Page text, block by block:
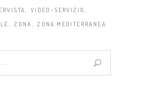
VIDEO-SERVIZIO
ZONA ZONA MEDITERRANEA